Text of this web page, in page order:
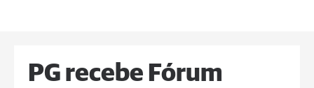
PG recebe Fórum